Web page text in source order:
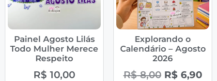
Painel Agosto Lilás
Todo Mulher Merece
Respeito
R$ 10,00
Explorando o
Calendário – Agosto
2026
R$8,00 R$6,90